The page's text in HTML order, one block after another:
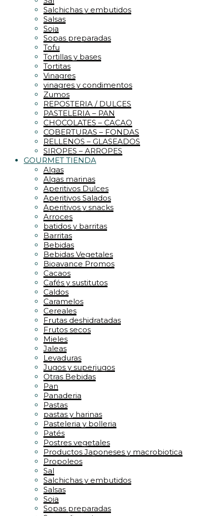
Salchichas y embutidos
Salsas
Soja
Sopas preparadas
Tofu
Tortillas y bases
Tortitas
Vinagres
vinagres y condimentos
Zumos
REPOSTERIA / DULCES
PASTELERIA – PAN
CHOCOLATES – CACAO
COBERTURAS – FONDAS
RELLENOS – GLASEADOS
SIROPES – ARROPES
GOURMET TIENDA
Algas
Algas marinas
Aperitivos Dulces
Aperitivos Salados
Aperitivos y snacks
Arroces
batidos y barritas
Barritas
Bebidas
Bebidas Vegetales
Bioavance Promos
Cacaos
Cafés y sustitutos
Caldos
Caramelos
Cereales
Frutas deshidratadas
Frutos secos
Mieles
Jaleas
Levaduras
Jugos y superjugos
Otras Bebidas
Pan
Panaderia
Pastas
pastas y harinas
Pasteleria y bolleria
Patés
Postres vegetales
Productos Japoneses y macrobiotica
Propoleos
Sal
Salchichas y embutidos
Salsas
Soja
Sopas preparadas